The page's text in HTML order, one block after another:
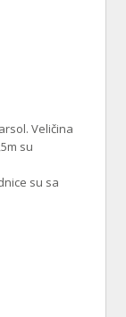
Veličina
su
su sa